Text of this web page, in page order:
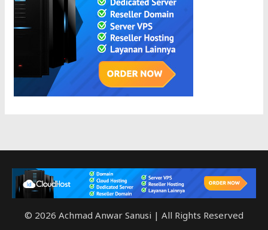
© 2026 Achmad Anwar Sanusi | All Rights Reserved